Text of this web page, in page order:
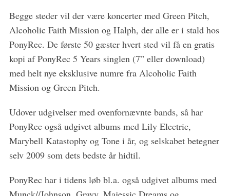
Begge steder vil der være koncerter med Green Pitch,
Alcoholic Faith Mission og Halph, der alle er i stald hos
PonyRec. De første 50 gæster hvert sted vil få en gratis
kopi af PonyRec 5 Years singlen (7” eller download)
med helt nye eksklusive numre fra Alcoholic Faith
Mission og Green Pitch.
Udover udgivelser med ovenfornævnte bands, så har
PonyRec også udgivet albums med Lily Electric,
Marybell Katastophy og Tone i år, og selskabet betegner
selv 2009 som dets bedste år hidtil.
PonyRec har i tidens løb bl.a. også udgivet albums med
S
e
a
c
o
r